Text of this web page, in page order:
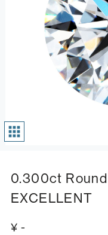
0.300ct Round
EXCELLENT
¥ -